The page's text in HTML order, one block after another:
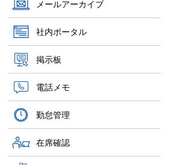
メールアーカイブ
社内ポータル
掲示板
電話メモ
勤怠管理
在席確認